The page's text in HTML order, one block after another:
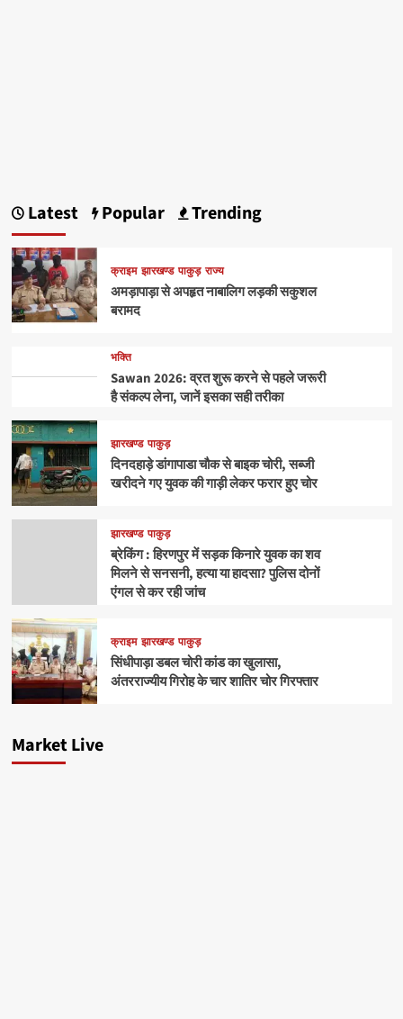
Latest Popular Trending
क्राइम झारखण्ड पाकुड़ राज्य
अमड़ापाड़ा से अपहृत नाबालिग लड़की सकुशल
बरामद
भक्ति
Sawan 2026: व्रत शुरू करने से पहले जरूरी
है संकल्प लेना, जानें इसका सही तरीका
झारखण्ड पाकुड़
दिनदहाड़े डांगापाडा चौक से बाइक चोरी, सब्जी
खरीदने गए युवक की गाड़ी लेकर फरार हुए चोर
झारखण्ड पाकुड़
ब्रेकिंग : हिरणपुर में सड़क किनारे युवक का शव
मिलने से सनसनी, हत्या या हादसा? पुलिस दोनों
एंगल से कर रही जांच
क्राइम झारखण्ड पाकुड़
सिंधीपाड़ा डबल चोरी कांड का खुलासा,
अंतरराज्यीय गिरोह के चार शातिर चोर गिरफ्तार
Market Live